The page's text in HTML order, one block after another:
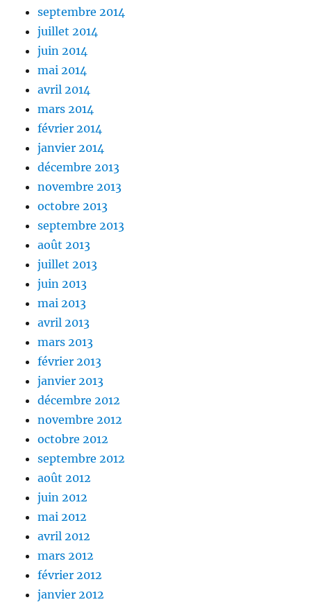
septembre 2014
juillet 2014
juin 2014
mai 2014
avril 2014
mars 2014
février 2014
janvier 2014
décembre 2013
novembre 2013
octobre 2013
septembre 2013
août 2013
juillet 2013
juin 2013
mai 2013
avril 2013
mars 2013
février 2013
janvier 2013
décembre 2012
novembre 2012
octobre 2012
septembre 2012
août 2012
juin 2012
mai 2012
avril 2012
mars 2012
février 2012
janvier 2012